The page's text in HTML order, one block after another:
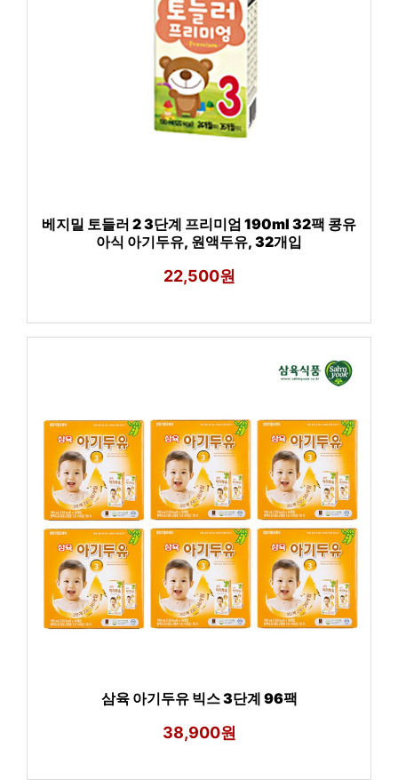
베지밀 토들러 2 3단계 프리미엄 190ml 32팩 콩유
아식 아기두유, 원액두유, 32개입
22,500원
삼육 아기두유 빅스 3단계 96팩
38,900원